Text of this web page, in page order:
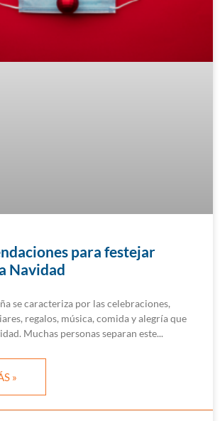
para festejar
Navidad
se caracteriza por las celebraciones,
regalos, música, comida y alegría que
Muchas personas separan este
»